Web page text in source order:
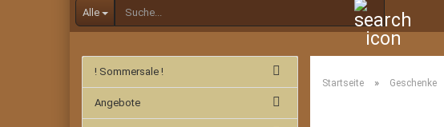
Alle
Startseite » Geschenke
! Sommersale !
Angebote